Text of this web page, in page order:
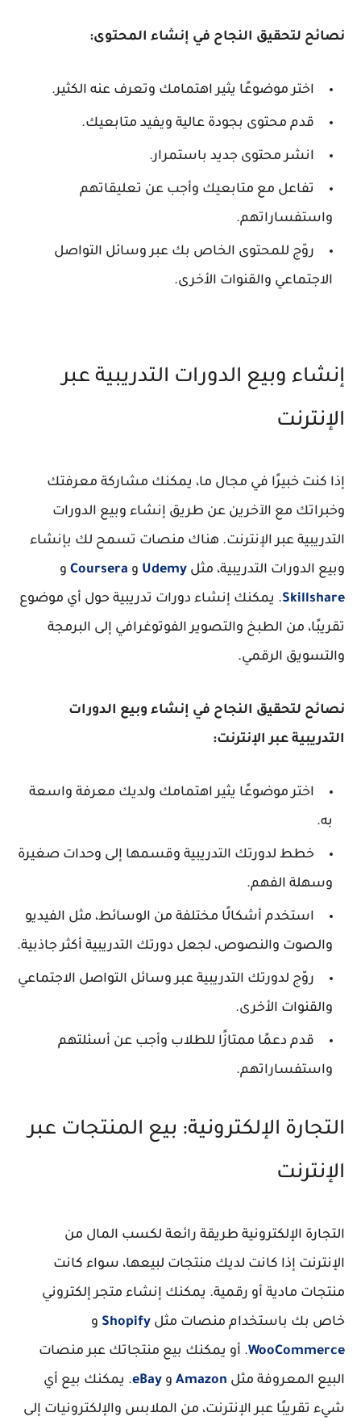
نصائح لتحقيق النجاح في إنشاء المحتوى:
اختر موضوعًا يثير اهتمامك وتعرف عنه الكثير.
قدم محتوى بجودة عالية ويفيد متابعيك.
انشر محتوى جديد باستمرار.
تفاعل مع متابعيك وأجب عن تعليقاتهم
واستفساراتهم.
روّج للمحتوى الخاص بك عبر وسائل التواصل
الاجتماعي والقنوات الأخرى.
إنشاء وبيع الدورات التدريبية عبر
الإنترنت
إذا كنت خبيرًا في مجال ما، يمكنك مشاركة معرفتك
وخبراتك مع الآخرين عن طريق إنشاء وبيع الدورات
التدريبية عبر الإنترنت. هناك منصات تسمح لك بإنشاء
وبيع الدورات التدريبية، مثل Udemy و Coursera و
Skillshare. يمكنك إنشاء دورات تدريبية حول أي موضوع
تقريبًا، من الطبخ والتصوير الفوتوغرافي إلى البرمجة
والتسويق الرقمي.
نصائح لتحقيق النجاح في إنشاء وبيع الدورات
التدريبية عبر الإنترنت:
اختر موضوعًا يثير اهتمامك ولديك معرفة واسعة
به.
خطط لدورتك التدريبية وقسمها إلى وحدات صغيرة
وسهلة الفهم.
استخدم أشكالًا مختلفة من الوسائط، مثل الفيديو
والصوت والنصوص، لجعل دورتك التدريبية أكثر جاذبية.
روّج لدورتك التدريبية عبر وسائل التواصل الاجتماعي
والقنوات الأخرى.
قدم دعمًا ممتازًا للطلاب وأجب عن أسئلتهم
واستفساراتهم.
التجارة الإلكترونية: بيع المنتجات عبر
الإنترنت
التجارة الإلكترونية طريقة رائعة لكسب المال من
الإنترنت إذا كانت لديك منتجات لبيعها، سواء كانت
منتجات مادية أو رقمية. يمكنك إنشاء متجر إلكتروني
خاص بك باستخدام منصات مثل Shopify و
WooCommerce. أو يمكنك بيع منتجاتك عبر منصات
البيع المعروفة مثل Amazon و eBay. يمكنك بيع أي
شيء تقريبًا عبر الإنترنت، من الملابس والإلكترونيات إلى